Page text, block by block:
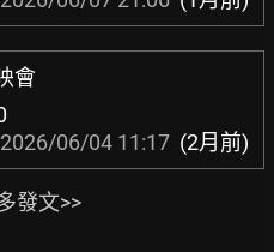
會
2026/06/04 11:17 (2月前)
發文>>